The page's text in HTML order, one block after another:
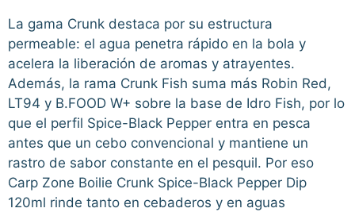
La gama Crunk destaca por su estructura
permeable: el agua penetra rápido en la bola y
acelera la liberación de aromas y atrayentes.
Además, la rama Crunk Fish suma más Robin Red,
LT94 y B.FOOD W+ sobre la base de Idro Fish, por lo
que el perfil Spice-Black Pepper entra en pesca
antes que un cebo convencional y mantiene un
rastro de sabor constante en el pesquil. Por eso
Carp Zone Boilie Crunk Spice-Black Pepper Dip
120ml rinde tanto en cebaderos y en aguas